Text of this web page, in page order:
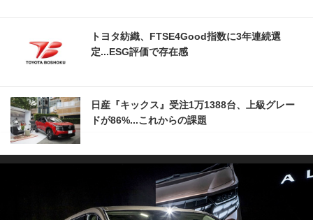
トヨタ紡織、FTSE4Good指数に3年連続選
定...ESG評価で存在感
日産『キックス』受注1万1388台、上級グレー
ドが86%...これからの課題